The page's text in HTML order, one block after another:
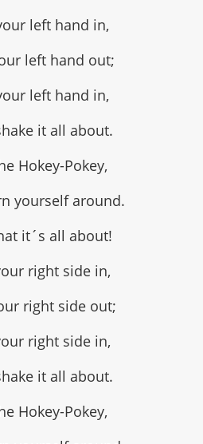
left hand in,
left hand out;
left hand in,
it all about.
Hokey-Pokey,
yourself around.
it´s all about!
right side in,
right side out;
right side in,
it all about.
Hokey-Pokey,